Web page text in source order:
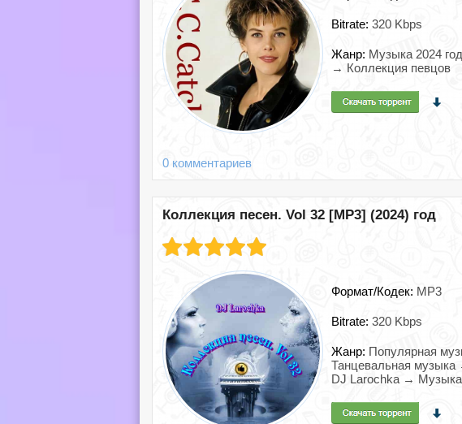
Bitrate: 320 Kbps
Жанр: Музыка 2024
→ Коллекция певцов
0 комментариев
Коллекция песен. Vol 32 [MP3] (2024) год
Формат/Кодек: MP3
Bitrate: 320 Kbps
Жанр: Популярная
Танцевальная
DJ Larochka → Музыка